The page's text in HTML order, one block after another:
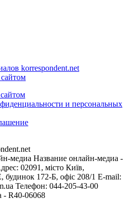
korrespondent.net
и персональных
медиа Название онлайн-медиа -
02091, місто Київ,
172-Б, офіс 208/1 E-mail:
Телефон: 044-205-43-00
- R40-06068